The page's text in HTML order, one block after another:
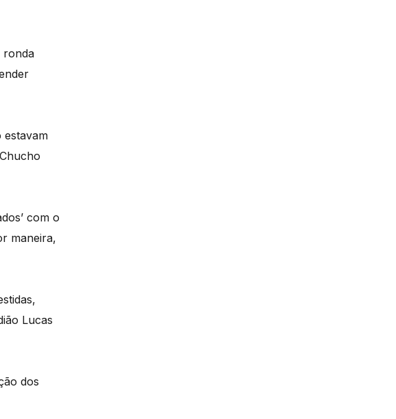
ronda
estavam
com o
maneira,
Lucas
dos